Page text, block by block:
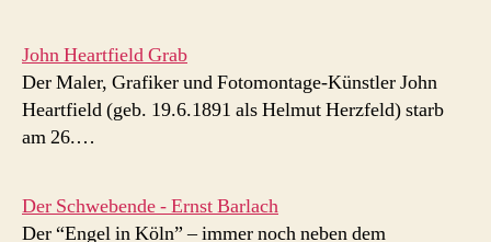
John Heartfield Grab
Der Maler, Grafiker und Fotomontage-Künstler John
Heartfield (geb. 19.6.1891 als Helmut Herzfeld) starb
am 26.…
Der Schwebende - Ernst Barlach
Der “Engel in Köln” – immer noch neben dem